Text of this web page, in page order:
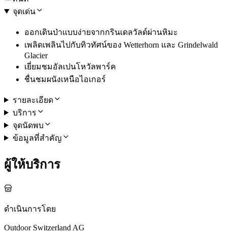
จุดเด่น
ออกเดินป่าแบบง่ายจากกรินเดลวัลด์ผ่านหิมะ
เพลิดเพลินไปกับทิวทัศน์ของ Wetterhorn และ Grindelwald
Glacier
เยี่ยมชมอัลเปนโหวัลพาร์ค
ชื่นชมผนังเหนือไอเกอร์
รายละเอียด
บริการ
จุดนัดพบ
ข้อมูลที่สำคัญ
ผู้ให้บริการ
ดำเนินการโดย
Outdoor Switzerland AG